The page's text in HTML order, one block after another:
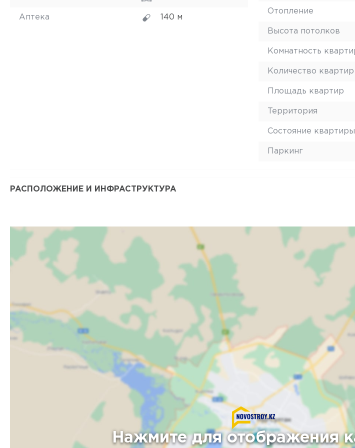
Аптека 140 м
Отопление
Высота потолков
Комнатность
Количество квартир
Площадь квартир
Территория
Состояние квартиры
Паркинг
РАСПОЛОЖЕНИЕ И ИНФРАСТРУКТУРА
Нажмите для отображения